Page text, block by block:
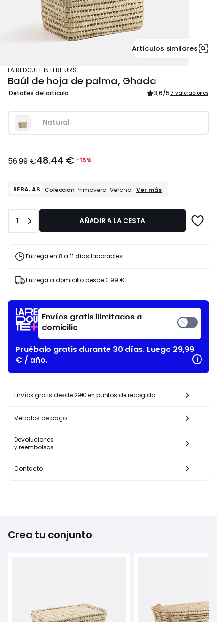
Artículos similares
LA REDOUTE INTERIEURS
Baúl de hoja de palma, Ghada
Detalles del artículo 3,6/5 7 valoraciones
Natural
€
de
€
15%
descuento
56.99 €48.44 € -15%
REBAJAS Colección Primavera-Verano REBAJAS
Ver más
Cantidad
1 AÑADIR A LA CESTA
Entrega en 8 a 11 días laborables
Entrega a domicilio desde3.99 €
Envíos gratis ilimitados a
domicilio
Pruébalo gratis durante 30 días. Luego 29,99
€ / año.
Envíos gratis desde 29€ en puntos de recogida
Métodos de pago
Devoluciones
y reembolsos
Contacto
Crea tu conjunto